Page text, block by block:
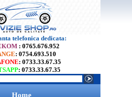
telefonica dedicata:
: 0765.676.952
: 0754.693.510
: 0733.33.67.35
: 0733.33.67.35
Home